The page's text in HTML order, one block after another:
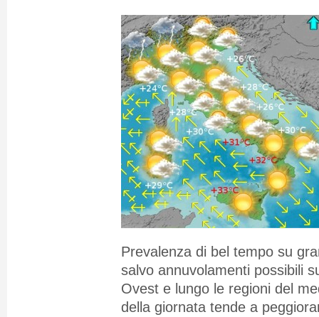
Prevalenza di bel tempo su
salvo annuvolamenti possibili
Ovest e lungo le regioni del
della giornata tende a